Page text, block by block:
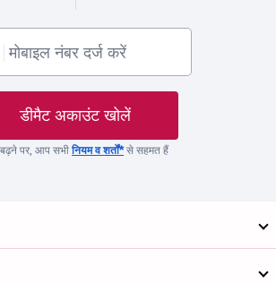
डीमैट अकाउंट खोलें
पर, आप सभीनियम व शर्तों*से सहमत हैं